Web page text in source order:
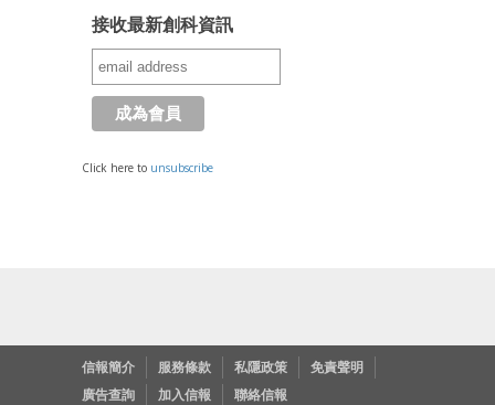
接收最新創科資訊
Click here to unsubscribe
信報簡介 服務條款 私隱政策
免責聲明
廣告查詢
加入信報 聯絡信報